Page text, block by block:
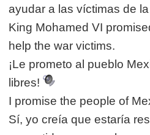
ayudar a las víctimas de
King Mohamed VI
help the war victims.
¡Le prometo al pueblo
libres!
I promise the people of
Sí, yo creía que estaría